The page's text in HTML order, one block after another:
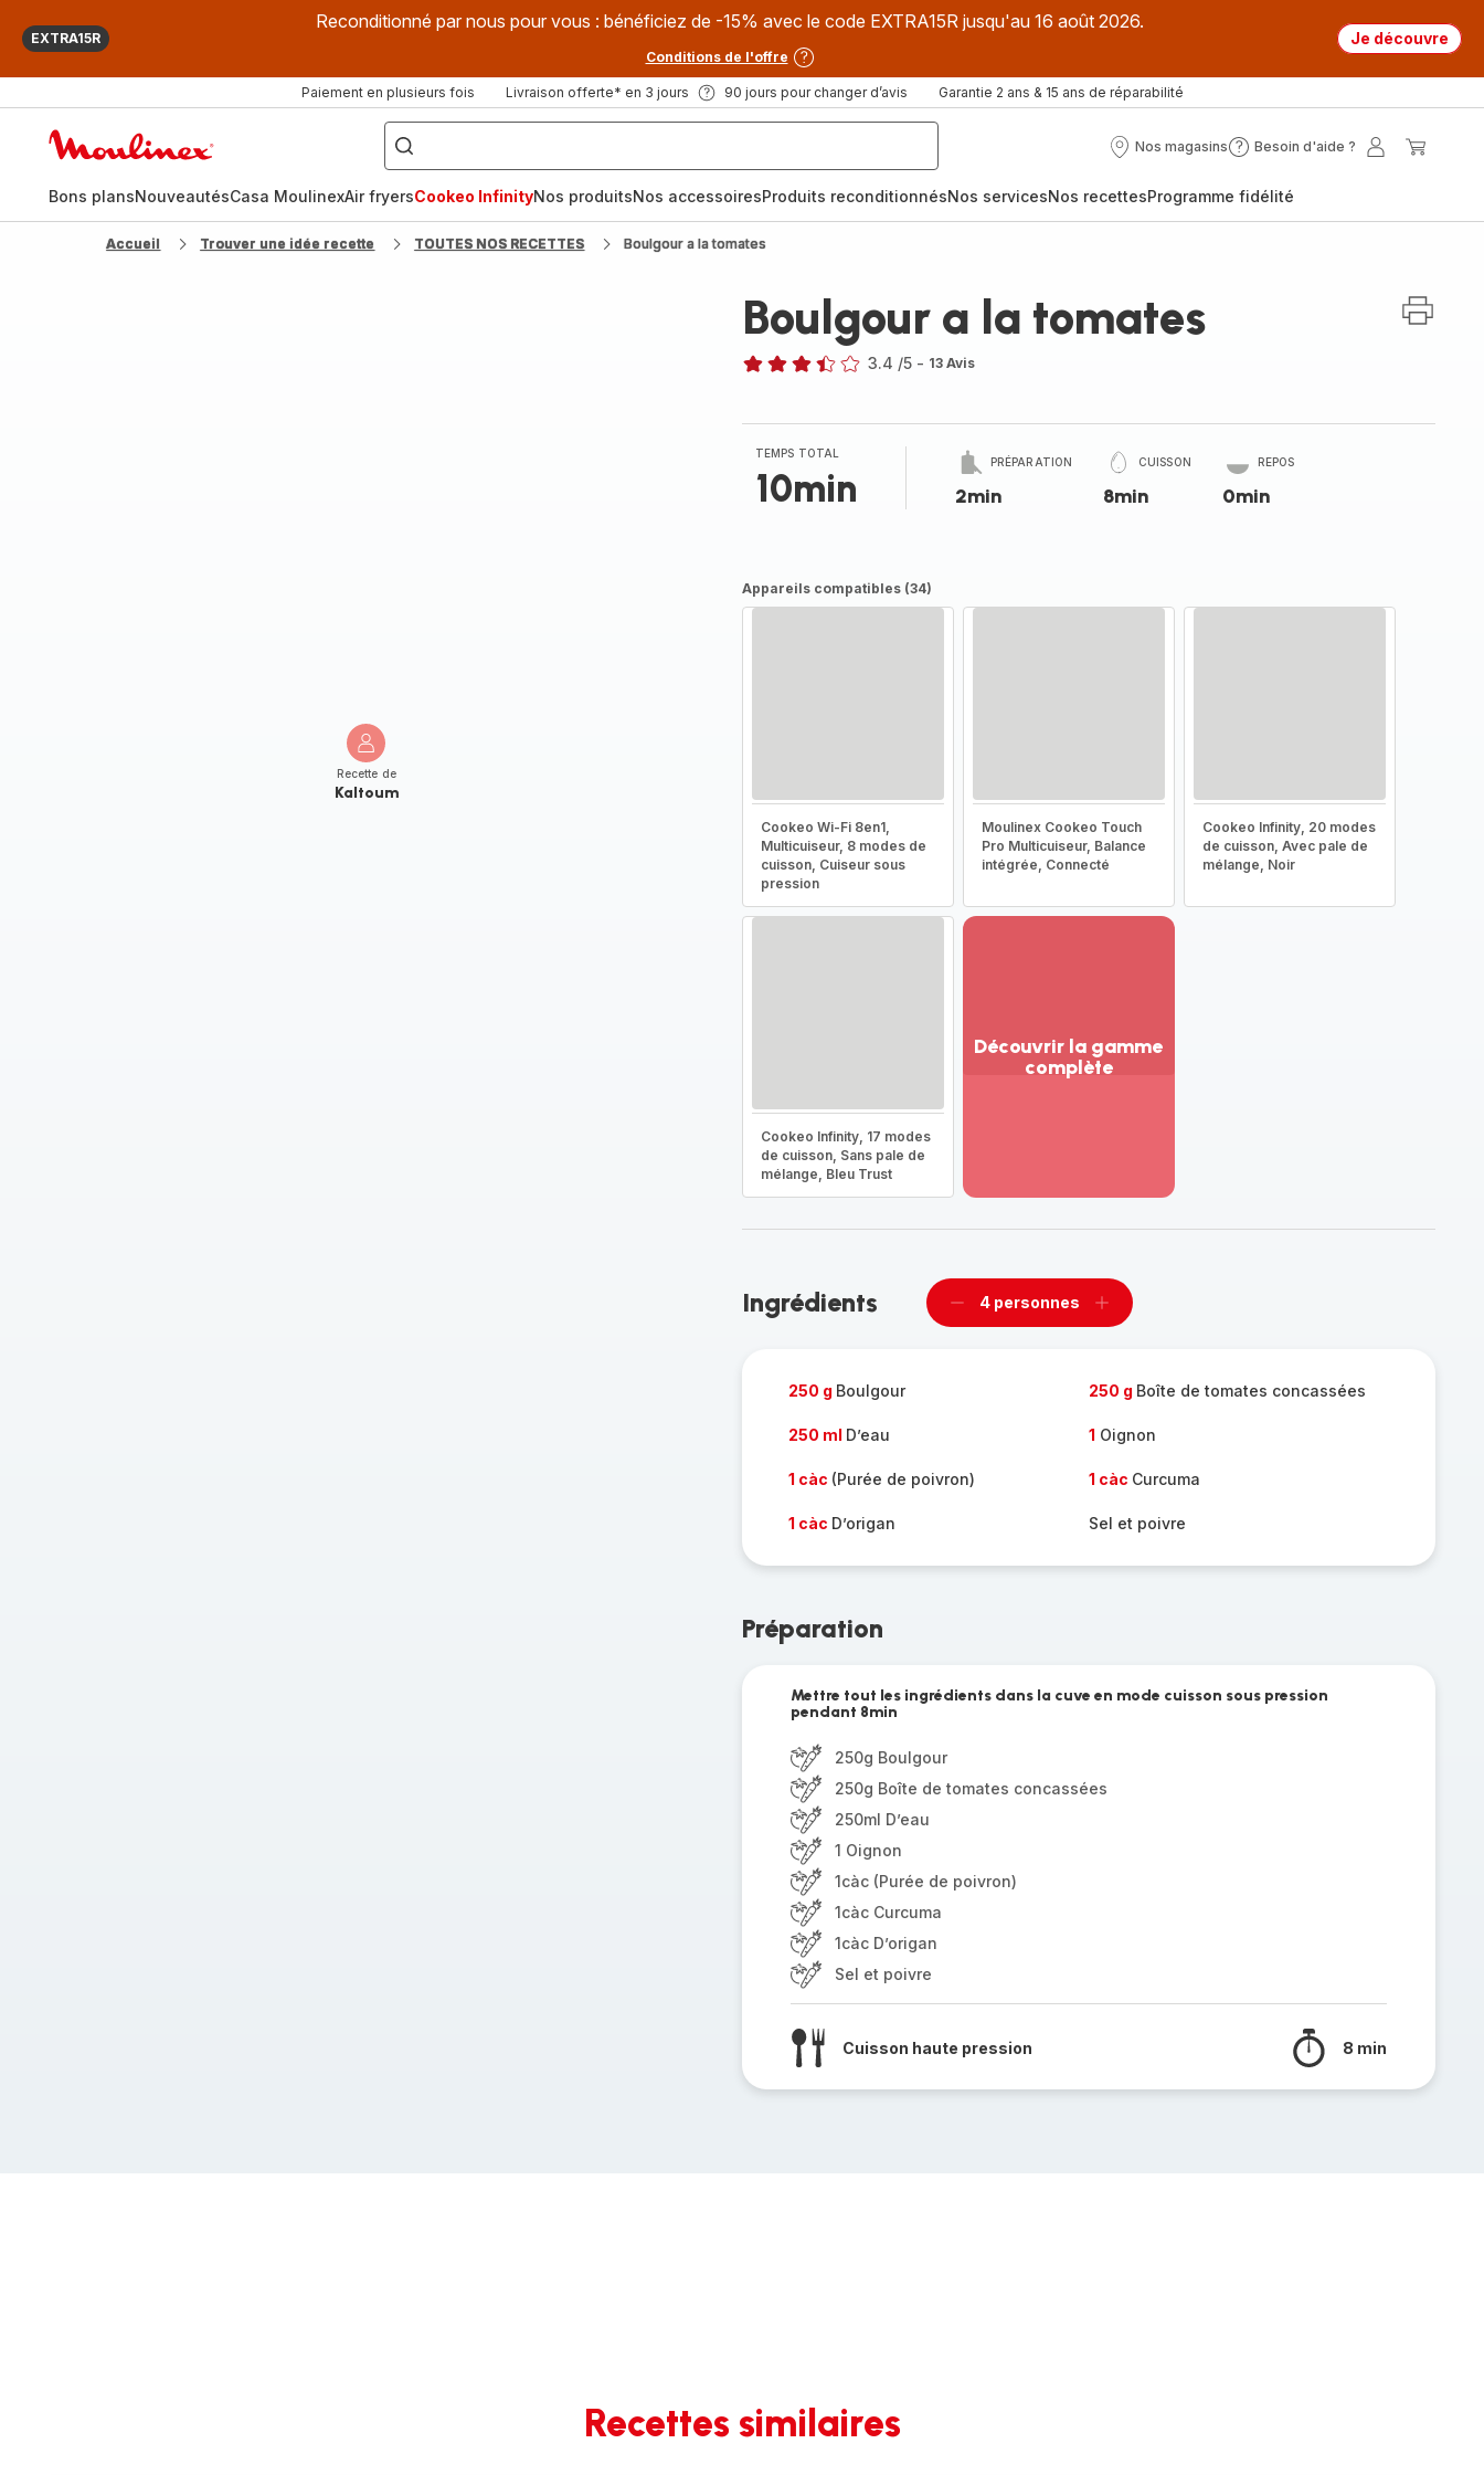
EXTRA15R
Reconditionné par nous pour vous : bénéficiez de -15% avec le code EXTRA15R jusqu'au 16 août 2026.
Conditions de l'offre
Je découvre
Paiement en plusieurs fois Livraison offerte* en 3 jours 90 jours pour changer d’avis Garantie 2 ans & 15 ans de réparabilité
["Que
recherchez-
vous
?",
fryer",
"Companion"]
Nos magasins
Nos
Besoin d'aide ?
Besoin
?
Mon
Bons plansNouveautésCasa MoulinexAir fryersCookeo InfinityNos produitsNos accessoiresProduits reconditionnésNos servicesNos recettesProgramme fidélité
Accueil Trouver une idée recette TOUTES NOS RECETTES Boulgour a la tomates
Recette de
Kaltoum
Boulgour a la tomates
3.4 /5 - 13 Avis
TEMPS TOTAL
10min
PRÉPARATION
2min
CUISSON
8min
REPOS
0min
Appareils compatibles (34)
Cookeo Wi-Fi 8en1,
Multicuiseur, 8 modes de
cuisson, Cuiseur sous
pression
Moulinex Cookeo Touch
Pro Multicuiseur, Balance
intégrée, Connecté
Cookeo Infinity, 20 modes
de cuisson, Avec pale de
mélange, Noir
Cookeo Infinity, 17 modes
de cuisson, Sans pale de
mélange, Bleu Trust
Découvrir la gamme
complète
gamme
Ingrédients
Supprimer
4 personnes
Ajouter
250 g Boulgour 250 g Boîte de tomates concassées
250 ml D’eau 1 Oignon
1 càc (Purée de poivron) 1 càc Curcuma
1 càc D’origan Sel et poivre
Préparation
Mettre tout les ingrédients dans la cuve en mode cuisson sous pression
pendant 8min
250g Boulgour
250g Boîte de tomates concassées
250ml D’eau
1 Oignon
1càc (Purée de poivron)
1càc Curcuma
1càc D’origan
Sel et poivre
Cuisson haute pression 8 min
Recettes similaires